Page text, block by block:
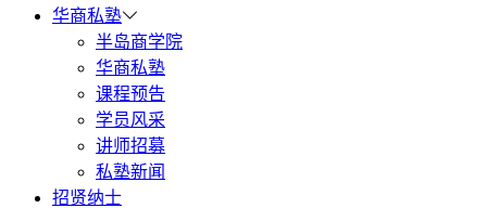
华商私塾
半岛商学院
华商私塾
课程预告
学员风采
讲师招募
私塾新闻
招贤纳士